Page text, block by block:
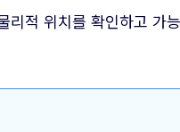
리적 위치를 확인하고 가